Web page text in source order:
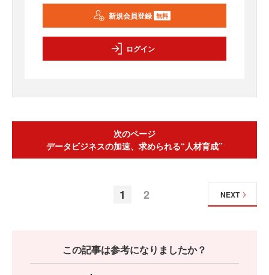
新規会員登録 無料
ログイン
次のページ
データビジネスの加速、求められる“人材育成”
1 2 NEXT
この記事は参考になりましたか？